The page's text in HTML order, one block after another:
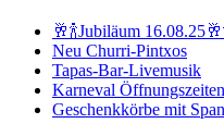
🥂🍾Jubiläum
Neu Churri-Pintxos
Tapas-Bar-Livemusik
Karneval Öffnungszeiten
Geschenkkörbe mit